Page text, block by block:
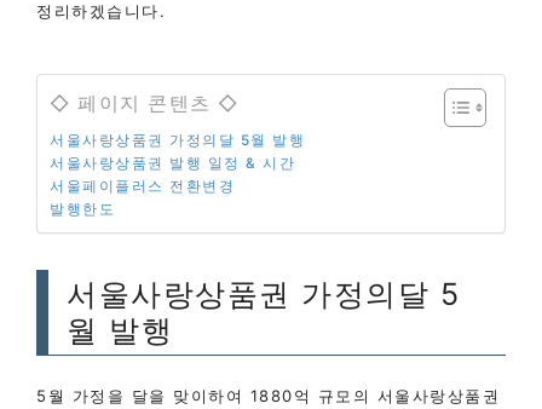
정리하겠습니다.
◇ 페이지 콘텐츠 ◇
서울사랑상품권 가정의달 5월 발행
서울사랑상품권 발행 일정 & 시간
서울페이플러스 전환변경
발행한도
서울사랑상품권 가정의달 5
월 발행
5월 가정을 달을 맞이하여 1880억 규모의 서울사랑상품권